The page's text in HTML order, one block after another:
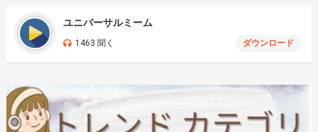
ユニバーサルミーム
1463 聞く ダウンロード